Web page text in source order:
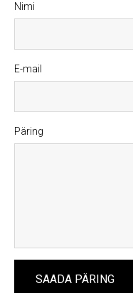
Nimi
E-mail
Päring